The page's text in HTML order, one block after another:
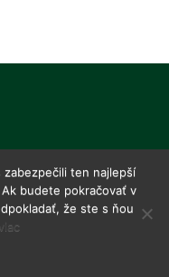
zabezpečili ten najlepší
budete pokračovať v
že ste s ňou